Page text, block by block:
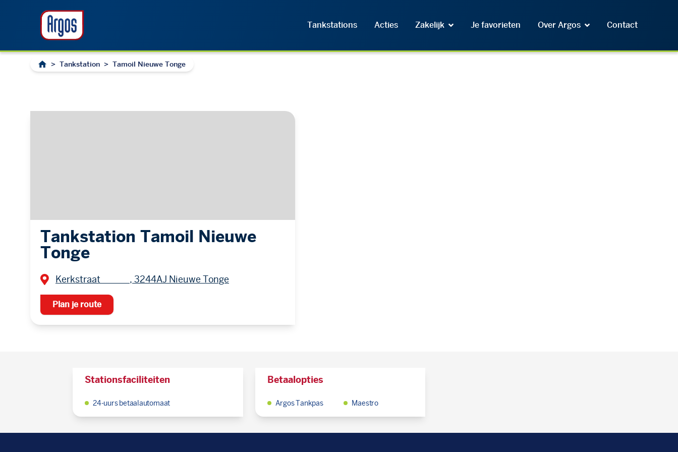
Tankstations Acties Zakelijk Je favorieten Over Argos Contact
> Tankstation > Tamoil Nieuwe Tonge
Tankstation Tamoil Nieuwe
Tonge
Kerkstraat , 3244AJ Nieuwe Tonge
Plan je route
Stationsfaciliteiten
24-uurs betaalautomaat
Betaalopties
Argos Tankpas Maestro